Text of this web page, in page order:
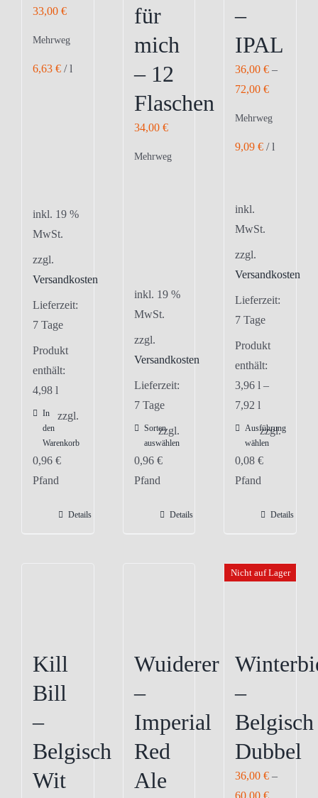
33,00 €
Mehrweg
6,63 € /l
inkl. 19 %
MwSt.
zzgl.
Versandkosten
Lieferzeit:
7 Tage
Produkt
enthält:
4,98 l
In
den
Warenkorb
zzgl.
0,96 €
Pfand
Details
für
mich
– 12
Flaschen
34,00 €
Mehrweg
inkl. 19 %
MwSt.
zzgl.
Versandkosten
Lieferzeit:
7 Tage
Sorten
auswählen
zzgl.
0,96 €
Pfand
Details
–
IPAL
36,00€ –
72,00€
Mehrweg
9,09€ /l
inkl.
MwSt.
zzgl.
Versandkosten
Lieferzeit:
7 Tage
Produkt
enthält:
3,96l –
7,92l
Ausführung
wählen
Dieses
Produkt
Varianten
Optionen
gewählt
zzgl.
0,08€
Pfand
Details
Kill
Bill
–
Belgisch
Wit
Wuiderer
–
Imperial
Red
Ale
Nicht auf Lager
–
Belgisch
Dubbel
36,00€ –
60,00€